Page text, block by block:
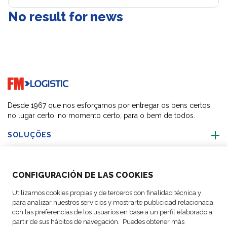
CONFIGURACIÓN DE LAS COOKIES
Utilizamos cookies propias y de terceros con finalidad técnica y
para analizar nuestros servicios y mostrarte publicidad relacionada
con las preferencias de los usuarios en base a un perfil elaborado a
partir de sus hábitos de navegación. Puedes obtener más
No result for news
Go to home page
Desde 1967 que nos esforçamos por entregar os bens certos,
no lugar certo, no momento certo, para o bem de todos.
SOLUÇÕES
ACTIVIDADES
SIGA-NOS